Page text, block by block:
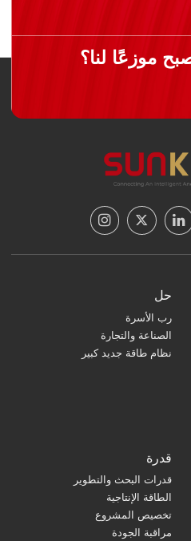
موزعًا لنا؟
حل
رب الأسرة
الصناعة والتجارة
نظام طاقة جديد كبير
قدرة
قدرات البحث والتطوير
الطاقة الإنتاجية
تخصيص المشروع
مراقبة الجودة